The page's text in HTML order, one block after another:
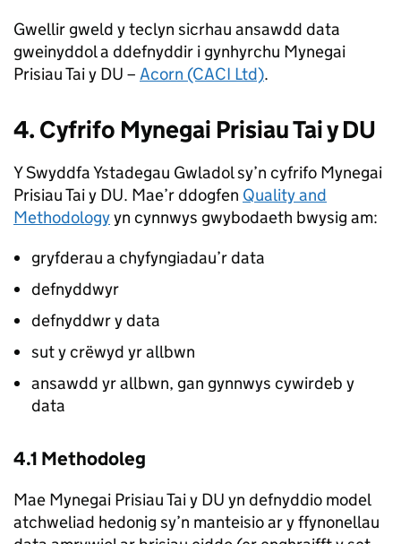
Gwellir gweld y teclyn sicrhau ansawdd data
gweinyddol a ddefnyddir i gynhyrchu Mynegai
Prisiau Tai y DU – Acorn (CACI Ltd).
4. Cyfrifo Mynegai Prisiau Tai y DU
Y Swyddfa Ystadegau Gwladol sy’n cyfrifo Mynegai
Prisiau Tai y DU. Mae’r ddogfen Quality and
Methodologyyn cynnwys gwybodaeth bwysig am:
gryfderau a chyfyngiadau’r data
defnyddwyr
defnyddwr y data
sut y crëwyd yr allbwn
ansawdd yr allbwn, gan gynnwys cywirdeb y
data
4.1 Methodoleg
Mae Mynegai Prisiau Tai y DU yn defnyddio model
atchweliad hedonig sy’n manteisio ar y ffynonellau